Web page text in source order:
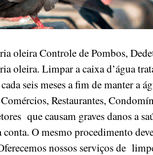
oleira Controle de Pombos,
oleira. Limpar a caixa d’água
seis meses a fim de manter a
Restaurantes,
que causam graves danos a
O mesmo procedimento
nossos serviços de